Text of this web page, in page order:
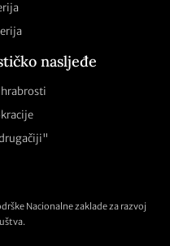
nasljeđe
hrabrosti
Nacionalne zaklade za razvoj